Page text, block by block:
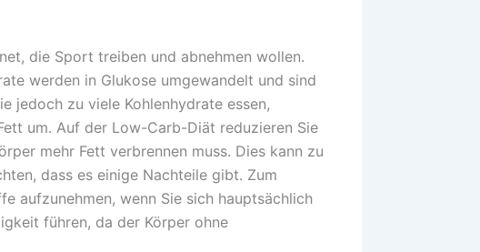
die Sport treiben und abnehmen wollen.
werden in Glukose umgewandelt und sind
jedoch zu viele Kohlenhydrate essen,
um. Auf der Low-Carb-Diät reduzieren Sie
mehr Fett verbrennen muss. Dies kann zu
dass es einige Nachteile gibt. Zum
aufzunehmen, wenn Sie sich hauptsächlich
führen, da der Körper ohne